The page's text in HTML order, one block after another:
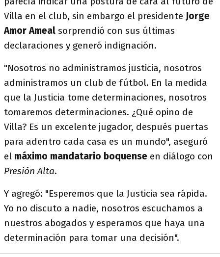
Villa en el club, sin embargo el presidente Jorge
Amor Ameal sorprendió con sus últimas
declaraciones y generó indignación.
"Nosotros no administramos justicia, nosotros
administramos un club de fútbol. En la medida
que la Justicia tome determinaciones, nosotros
tomaremos determinaciones. ¿Qué opino de
Villa? Es un excelente jugador, después puertas
para adentro cada casa es un mundo", aseguró
el máximo mandatario boquense en diálogo con
Presión Alta.
Y agregó: "Esperemos que la Justicia sea rápida.
Yo no discuto a nadie, nosotros escuchamos a
nuestros abogados y esperamos que haya una
determinación para tomar una decisión".